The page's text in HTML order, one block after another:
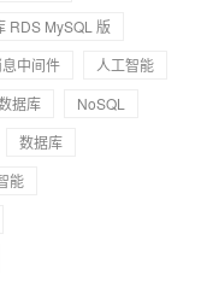
RDS MySQL 版
中间件
人工智能
据库
NoSQL
数据库
能